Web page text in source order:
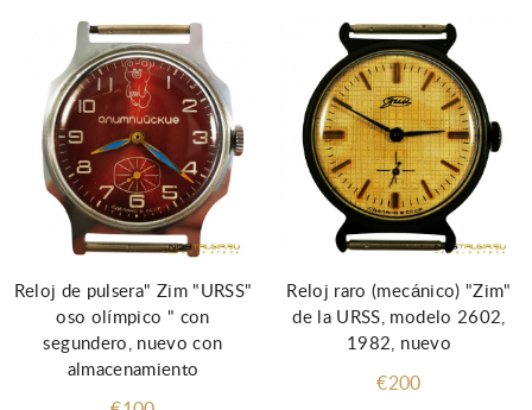
Reloj de pulsera" Zim "URSS"
oso olímpico " con
segundero, nuevo con
almacenamiento
Reloj raro (mecánico) "Zim"
de la URSS, modelo 2602,
1982, nuevo
€200